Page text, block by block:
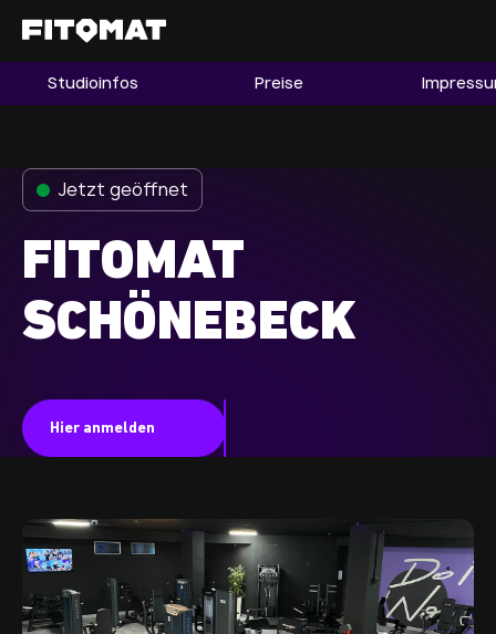
Gym
Franchise
Firmenfitness
Mitglieder LOGIN
Studioinfos Preise
Jetzt geöffnet
FITOMAT
SCHÖNEBECK
Hier anmelden